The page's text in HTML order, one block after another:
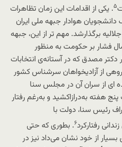
۵. یکی از اقدامات این زمان تظاهرات
هوادار جبهه ملی ایران
۳۹ در میدان جلالیه برگذارشد. مهم تر از این، جبهه
فشار بر حکومت به منظور
دکتر مصدق که در آستانه‌ی انتخابات
از آزادیخواهان سرشناس کشور
ای از سران آن در مجلس سنا
هفته به‌درازاکشید و به‌رغم رفتار
رئیس سنا، دولت با
رفتارکرد۶. بطوری که حتی
از خود نشان می‌داد نیز در